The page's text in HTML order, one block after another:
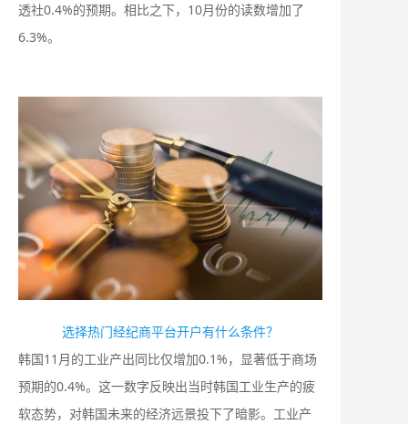
透社0.4%的预期。相比之下，10月份的读数增加了
6.3%。
选择热门经纪商平台开户有什么条件？
韩国11月的工业产出同比仅增加0.1%，显著低于商场
预期的0.4%。这一数字反映出当时韩国工业生产的疲
软态势，对韩国未来的经济远景投下了暗影。工业产